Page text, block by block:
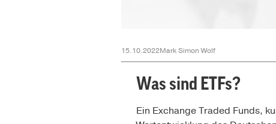
15.10.2022Mark Simon Wolf
Was sind ETFs?
Ein Exchange Traded Funds,